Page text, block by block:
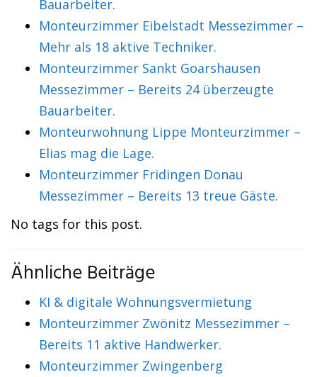
Bauarbeiter.
Monteurzimmer Eibelstadt Messezimmer –
Mehr als 18 aktive Techniker.
Monteurzimmer Sankt Goarshausen
Messezimmer – Bereits 24 überzeugte
Bauarbeiter.
Monteurwohnung Lippe Monteurzimmer –
Elias mag die Lage.
Monteurzimmer Fridingen Donau
Messezimmer – Bereits 13 treue Gäste.
No tags for this post.
Ähnliche Beiträge
KI & digitale Wohnungsvermietung
Monteurzimmer Zwönitz Messezimmer –
Bereits 11 aktive Handwerker.
Monteurzimmer Zwingenberg